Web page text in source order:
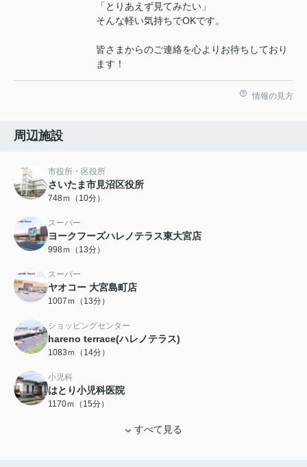
「とりあえず見てみたい」
そんな軽い気持ちでOKです。
皆さまからのご連絡を心よりお待ちしており
ます！
情報の見方
周辺施設
市役所・区役所
さいたま市見沼区役所
748ｍ（10分）
スーパー
ヨークフーズハレノテラス東大宮店
998ｍ（13分）
スーパー
ヤオコー 大宮島町店
1007ｍ（13分）
ショッピングセンター
hareno terrace(ハレノテラス)
1083ｍ（14分）
小児科
はとり小児科医院
1170ｍ（15分）
すべて見る